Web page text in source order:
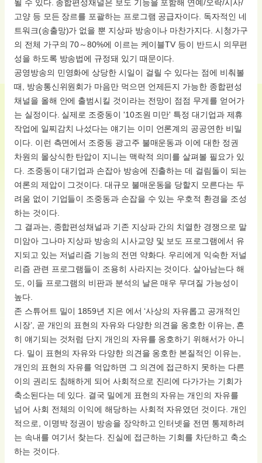
될 수 있다. 종합편성채널은 보도 기능을 포함해 연예/오락/시사/
고양 등 모든 장르를 포괄하는 프로그램 공급자이다. 독자적인 네
트워크(송출망)가 없을 뿐 지상파 방송이나 마찬가지다. 시청가구
의 전체 가구의 70～80%에 이르는 케이블TV 등이 반드시 의무편
성을 하도록 방송법에 규정돼 있기 때문이다.
공영방송의 민영화에 상당한 시일이 걸릴 수 있다는 점에 비춰볼
때, 방송통신위원회가 마음만 먹으면 언제든지 가능한 종합편성
채널을 올해 안에 출범시킬 것이라는 전망이 점점 무게를 얻어가
는 실정이다. 실제로 조중동이 '10조원 미만' 특정 대기업과 제휴
작업에 일찌감치 나섰다는 얘기는 이미 언론계의 공공연한 비밀
이다. 이런 측면에서 조중동 광고주 불매운동과 이에 대한 정권
차원의 몰상식한 탄압이 지니는 맥락적 의미를 살펴볼 필요가 있
다. 조중동이 대기업과 손잡아 방송에 진출하는 데 걸림돌이 되는
여론의 제압이 그것이다. 대규모 불매운동을 당할지 모른다는 두
려움 없이 기업들이 조중동과 손잡을 수 있는 우호적 환경을 조성
하는 것이다.
그 결과는, 종합편성채널과 기존 지상파 간의 치열한 경쟁으로 말
미암아 그나마 지상파 방송의 시사교양 및 보도 프로그램에서 유
지되고 있는 저널리즘 기능의 전면 약화다. 우리에게 익숙한 저널
리즘 관련 프로그램들이 조용히 사라지는 것이다. 살아남는다 해
도, 이들 프로그램의 비판과 분석의 날은 매우 무뎌질 가능성이
높다.
존 스튜어트 밀이 1859년 지은 에서 ‘사상의 자유롭고 공개적인
시장’, 곧 개인의 표현의 자유와 다양한 의견을 옹호한 이유는, 흔
히 얘기되는 것처럼 단지 개인의 자유를 옹호하기 위해서가 아니
다. 밀이 표현의 자유와 다양한 의견을 옹호한 본질적인 이유는,
개인의 표현의 자유를 억압하면 그 의견에 접근하지 못하는 다른
이의 권리도 침해하게 되어 사회적으로 진리에 다가가는 기회가
축소된다는 데 있다. 결국 밀에게 표현의 자유는 개인의 자유를
넘어 사회 전체의 이익에 해당하는 사회적 자유였던 것이다. 개인
적으로, 이명박 정권이 방송을 장악하고 인터넷을 전면 통제하려
는 속내를 여기서 찾는다. 진실에 접근하는 기회를 차단하고 축소
하는 것이다.